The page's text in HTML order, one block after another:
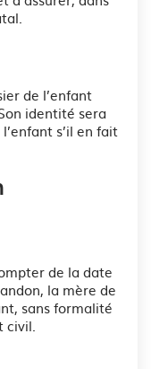
de l’enfant
identité sera
s’il en fait
de la date
la mère de
sans formalité
civil.